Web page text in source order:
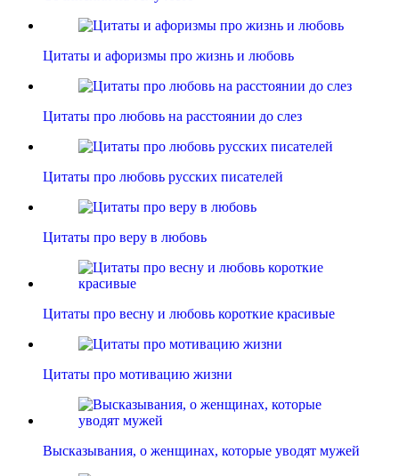
Цитаты и афоризмы про жизнь и любовь
Цитаты про любовь на расстоянии до слез
Цитаты про любовь русских писателей
Цитаты про веру в любовь
Цитаты про весну и любовь короткие красивые
Цитаты про мотивацию жизни
Высказывания, о женщинах, которые уводят мужей